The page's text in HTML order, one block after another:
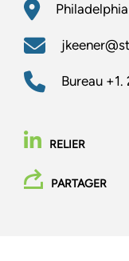
Philadelphia
Bureau +1.
RELIER
PARTAGER